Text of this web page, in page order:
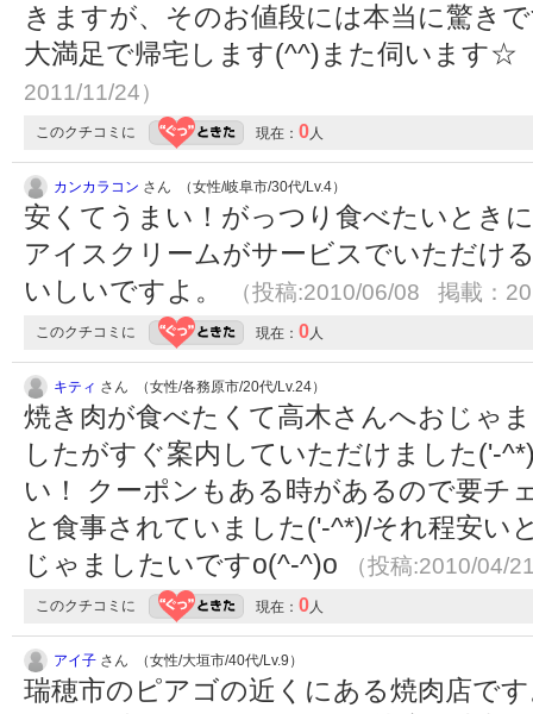
きますが、そのお値段には本当に驚き
大満足で帰宅します(^^)また伺います☆
2011/11/24）
このクチコミに 現在： 0人
カンカラコン さん （女性/岐阜市/30代/Lv.4）
安くてうまい！がっつり食べたいとき
アイスクリームがサービスでいただけ
いしいですよ。
（投稿:2010/06/08 掲載：
このクチコミに 現在： 0人
キティ さん （女性/各務原市/20代/Lv.24）
焼き肉が食べたくて高木さんへおじゃ
したがすぐ案内していただけました('-
い！ クーポンもある時があるので要
と食事されていました('-^*)/それ程安
じゃましたいですo(^-^)o
（投稿:2010/04/
このクチコミに 現在： 0人
アイ子 さん （女性/大垣市/40代/Lv.9）
瑞穂市のピアゴの近くにある焼肉店で